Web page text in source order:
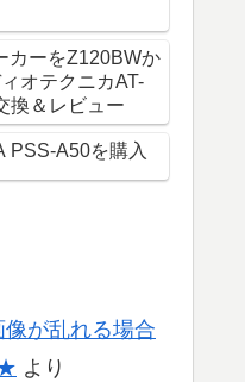
カーをZ120BWか
オテクニカAT-
換＆レビュー
PSS-A50を購入
が乱れる場合
より